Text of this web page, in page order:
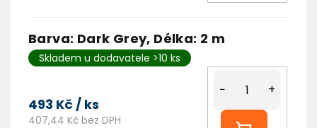
Barva: Dark Grey, Délka: 2 m
Skladem u dodavatele >10 ks
493 Kč / ks
407,44 Kč bez DPH
+
−